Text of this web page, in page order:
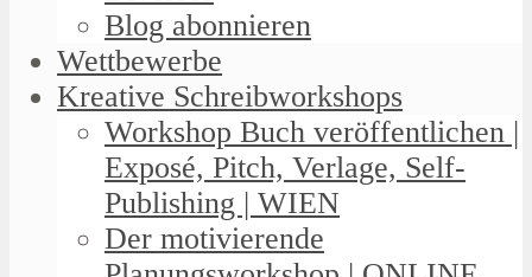
Blog abonnieren
Wettbewerbe
Kreative Schreibworkshops
Workshop Buch veröffentlichen |
Exposé, Pitch, Verlage, Self-
Publishing | WIEN
Der motivierende